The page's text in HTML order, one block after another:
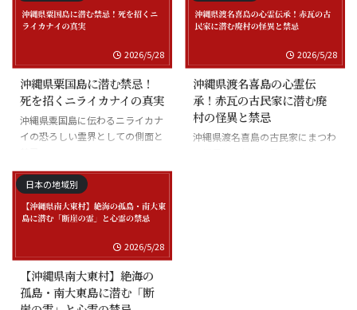
2026/5/28
沖縄県粟国島に潜む禁忌！
死を招くニライカナイの真実
沖縄県粟国島に伝わるニライカナ
イの恐ろしい霊界としての側面と
2026/5/28
沖縄県渡名喜島の心霊伝
承！赤瓦の古民家に潜む廃
村の怪異と禁忌
沖縄県渡名喜島の古民家にまつわ
日本の地域別
2026/5/28
【沖縄県南大東村】絶海の
孤島・南大東島に潜む「断